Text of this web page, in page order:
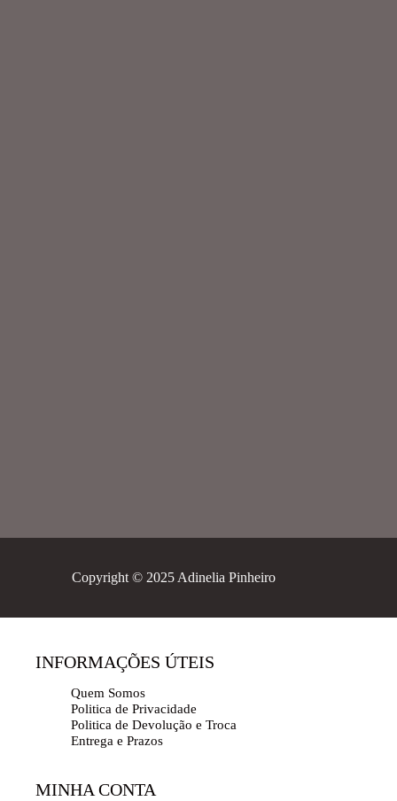
Copyright © 2025 Adinelia Pinheiro
INFORMAÇÕES ÚTEIS
Quem Somos
Politica de Privacidade
Politica de Devolução e Troca
Entrega e Prazos
MINHA CONTA